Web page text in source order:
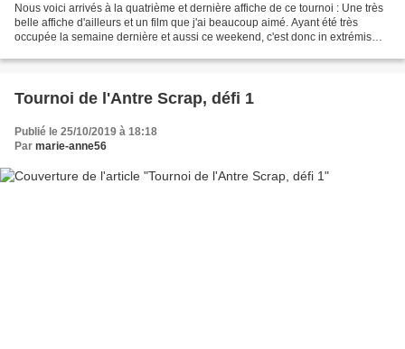
Nous voici arrivés à la quatrième et dernière affiche de ce tournoi : Une très
belle affiche d'ailleurs et un film que j'ai beaucoup aimé. Ayant été très
occupée la semaine dernière et aussi ce weekend, c'est donc in extrémis
Tournoi de l'Antre Scrap, défi 1
Publié le 25/10/2019 à 18:18
Par marie-anne56